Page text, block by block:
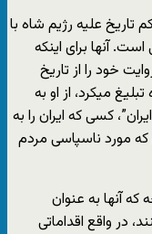
علیه رژیم شاه با
آنها برای اینکه
خود را از تاریخ
میکرد، از او به
کسی که ایران را به
که مورد ناسپاسی مردم
که آنها به عنوان
در واقع اقداماتی